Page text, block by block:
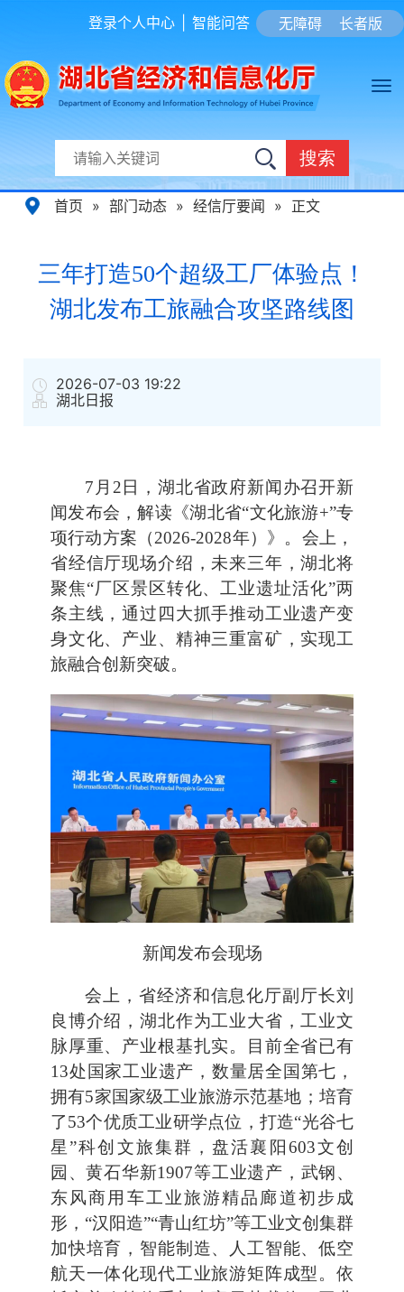
无障碍 长者版
登录个人中心 智能问答
搜索
首页 » 部门动态 » 经信厅要闻 » 正文
三年打造50个超级工厂体验点！
湖北发布工旅融合攻坚路线图
2026-07-03 19:22
湖北日报
7月2日，湖北省政府新闻办召开新
闻发布会，解读《湖北省“文化旅游+”专
项行动方案（2026-2028年）》。会上，
省经信厅现场介绍，未来三年，湖北将
聚焦“厂区景区转化、工业遗址活化”两
条主线，通过四大抓手推动工业遗产变
身文化、产业、精神三重富矿，实现工
旅融合创新突破。
新闻发布会现场
会上，省经济和信息化厅副厅长刘
良博介绍，湖北作为工业大省，工业文
脉厚重、产业根基扎实。目前全省已有
13处国家工业遗产，数量居全国第七，
拥有5家国家级工业旅游示范基地；培育
了53个优质工业研学点位，打造“光谷七
星”科创文旅集群，盘活襄阳603文创
园、黄石华新1907等工业遗产，武钢、
东风商用车工业旅游精品廊道初步成
形，“汉阳造”“青山红坊”等工业文创集群
加快培育，智能制造、人工智能、低空
航天一体化现代工业旅游矩阵成型。依